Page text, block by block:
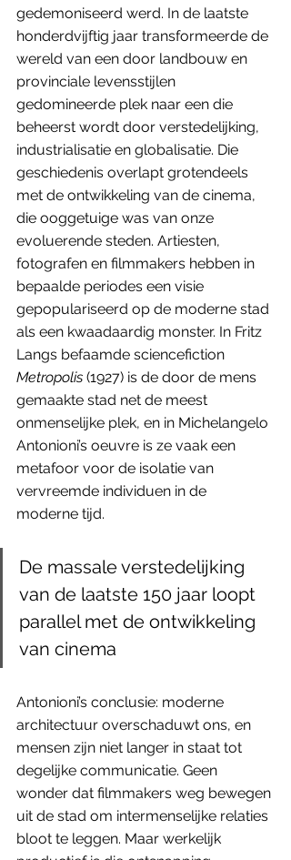
gedemoniseerd werd. In de laatste
honderdvijftig jaar transformeerde de
wereld van een door landbouw en
provinciale levensstijlen
gedomineerde plek naar een die
beheerst wordt door verstedelijking,
industrialisatie en globalisatie. Die
geschiedenis overlapt grotendeels
met de ontwikkeling van de cinema,
die ooggetuige was van onze
evoluerende steden. Artiesten,
fotografen en filmmakers hebben in
bepaalde periodes een visie
gepopulariseerd op de moderne stad
als een kwaadaardig monster. In Fritz
Langs befaamde sciencefiction
Metropolis (1927) is de door de mens
gemaakte stad net de meest
onmenselijke plek, en in Michelangelo
Antonioni’s oeuvre is ze vaak een
metafoor voor de isolatie van
vervreemde individuen in de
moderne tijd.
De massale verstedelijking
van de laatste 150 jaar loopt
parallel met de ontwikkeling
van cinema
Antonioni’s conclusie: moderne
architectuur overschaduwt ons, en
mensen zijn niet langer in staat tot
degelijke communicatie. Geen
wonder dat filmmakers weg bewegen
uit de stad om intermenselijke relaties
bloot te leggen. Maar werkelijk